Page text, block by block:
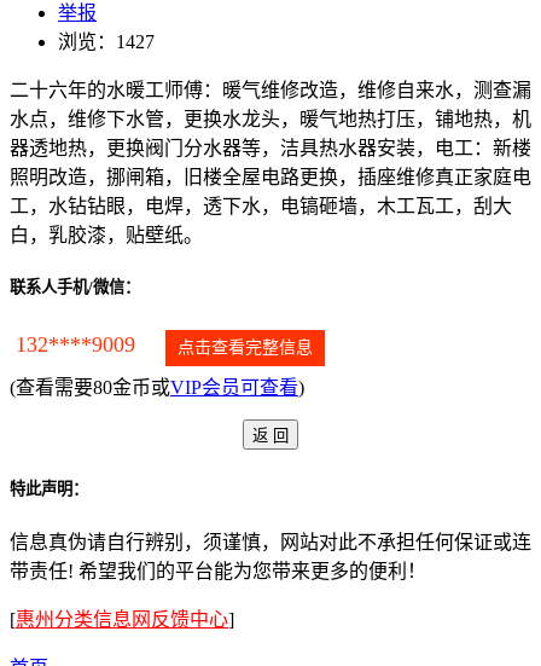
举报
浏览：1427
二十六年的水暖工师傅：暖气维修改造，维修自来水，测查漏
水点，维修下水管，更换水龙头，暖气地热打压，铺地热，机
器透地热，更换阀门分水器等，洁具热水器安装，电工：新楼
照明改造，挪闸箱，旧楼全屋电路更换，插座维修真正家庭电
工，水钻钻眼，电焊，透下水，电镐砸墙，木工瓦工，刮大
白，乳胶漆，贴壁纸。
联系人手机/微信：
132****9009 点击查看完整信息
(查看需要80金币或VIP会员可查看)
特此声明：
信息真伪请自行辨别，须谨慎，网站对此不承担任何保证或连
带责任! 希望我们的平台能为您带来更多的便利！
[惠州分类信息网反馈中心]